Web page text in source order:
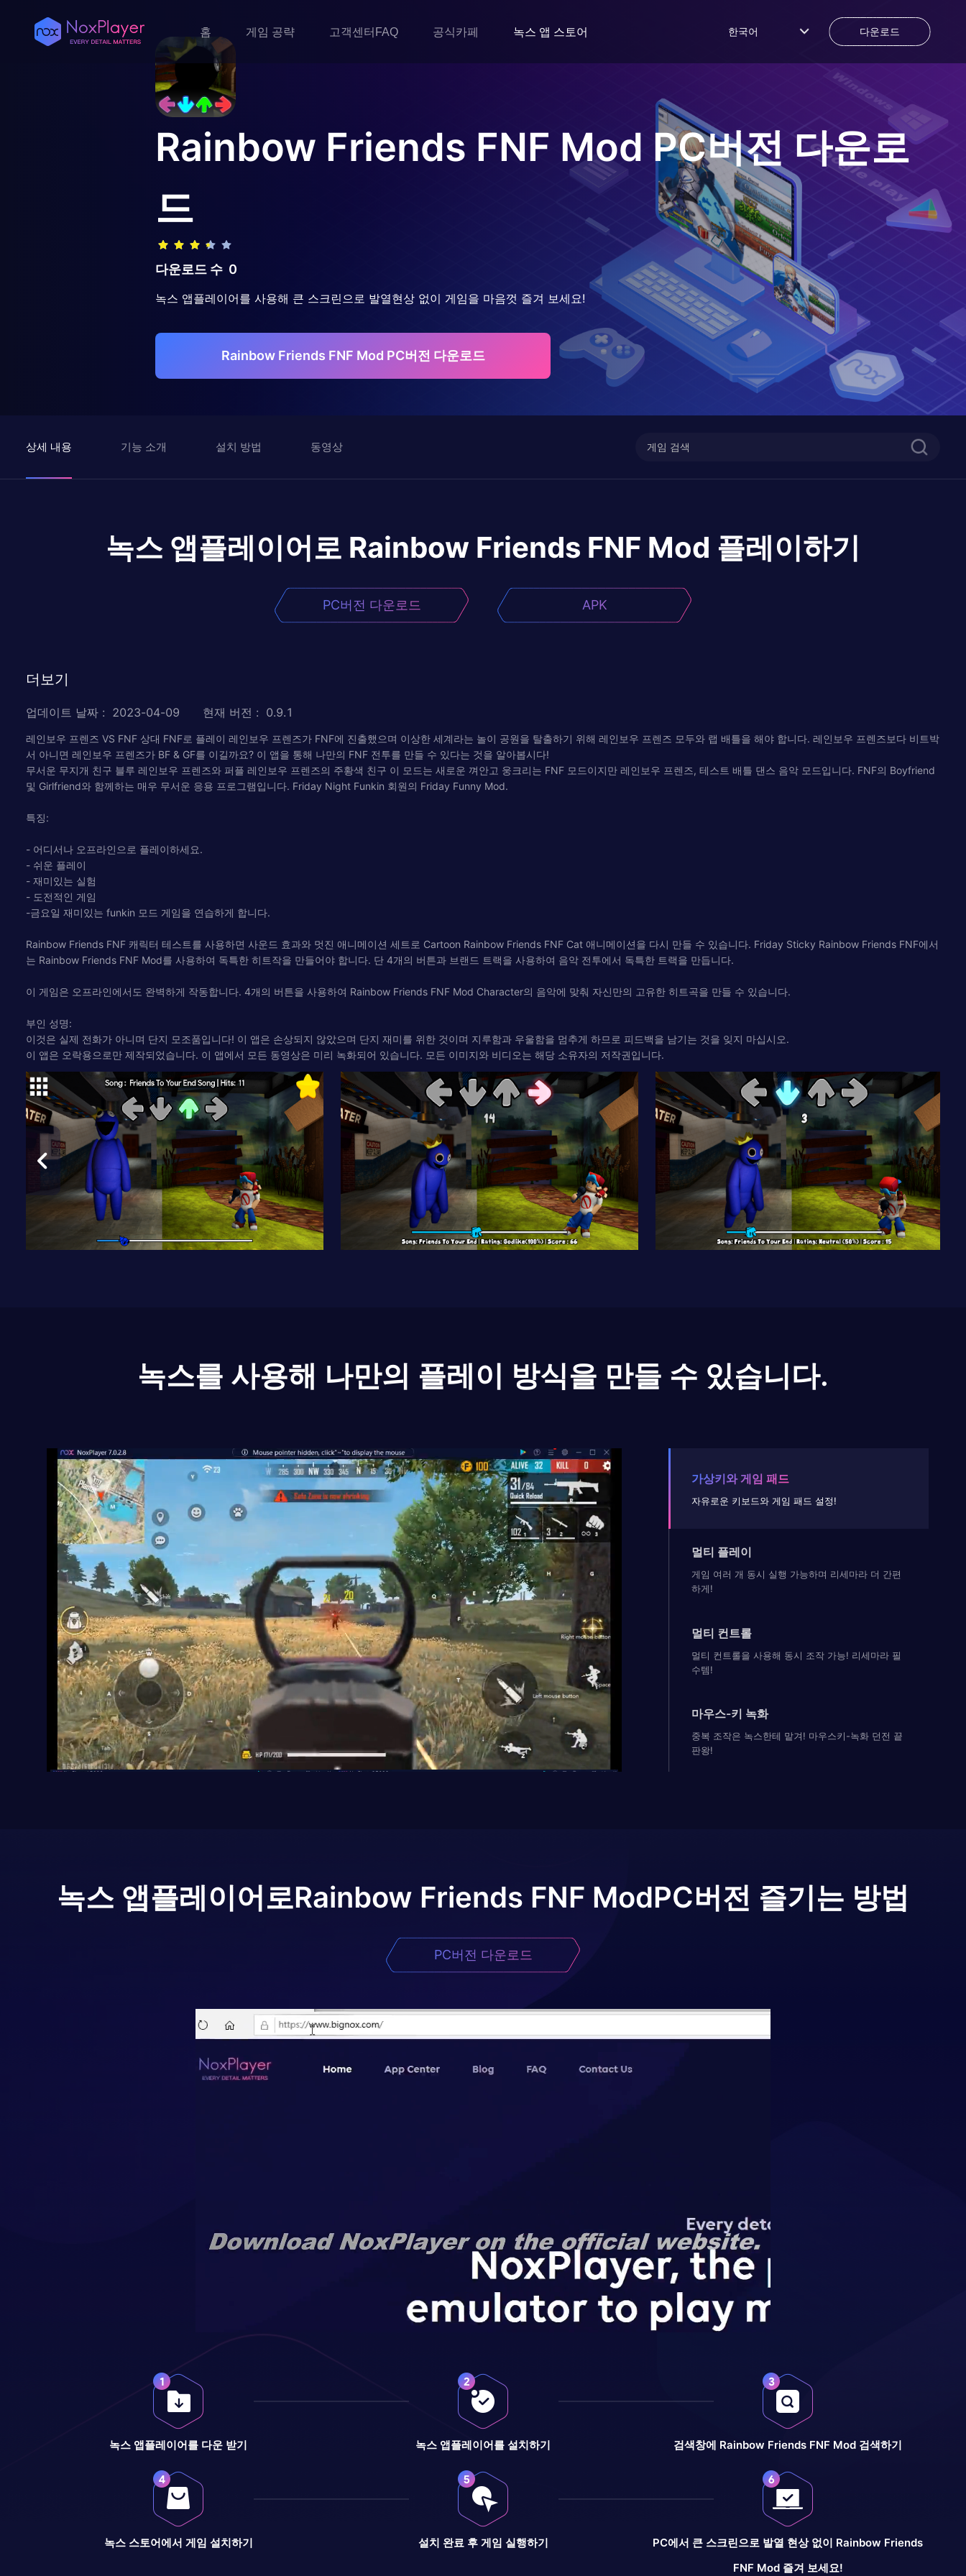
홈 게임 공략 고객센터FAQ 공식카페 녹스 앱 스토어 한국어 다운로드
Rainbow Friends FNF Mod PC버전 다운로
드
다운로드 수 0
녹스 앱플레이어를 사용해 큰 스크린으로 발열현상 없이 게임을 마음껏 즐겨 보세요!
Rainbow Friends FNF Mod PC버전 다운로드
상세 내용 기능 소개 설치 방법 동영상
녹스 앱플레이어로 Rainbow Friends FNF Mod 플레이하기
PC버전 다운로드 APK
더보기
업데이트 날짜 : 2023-04-09 현재 버전 : 0.9.1
레인보우 프렌즈 VS FNF 상대 FNF로 플레이 레인보우 프렌즈가 FNF에 진출했으며 이상한 세계라는 놀이 공원을 탈출하기 위해 레인보우 프렌즈 모두와 랩 배틀을 해야 합니다. 레인보우 프렌즈보다 비트박
서 아니면 레인보우 프렌즈가 BF & GF를 이길까요? 이 앱을 통해 나만의 FNF 전투를 만들 수 있다는 것을 알아봅시다!
무서운 무지개 친구 블루 레인보우 프렌즈와 퍼플 레인보우 프렌즈의 주황색 친구 이 모드는 새로운 껴안고 웅크리는 FNF 모드이지만 레인보우 프렌즈, 테스트 배틀 댄스 음악 모드입니다. FNF의 Boyfriend
및 Girlfriend와 함께하는 매우 무서운 응용 프로그램입니다. Friday Night Funkin 회원의 Friday Funny Mod.
특징:
- 어디서나 오프라인으로 플레이하세요.
- 쉬운 플레이
- 재미있는 실험
- 도전적인 게임
-금요일 재미있는 funkin 모드 게임을 연습하게 합니다.
Rainbow Friends FNF 캐릭터 테스트를 사용하면 사운드 효과와 멋진 애니메이션 세트로 Cartoon Rainbow Friends FNF Cat 애니메이션을 다시 만들 수 있습니다. Friday Sticky Rainbow Friends FNF에서
는 Rainbow Friends FNF Mod를 사용하여 독특한 히트작을 만들어야 합니다. 단 4개의 버튼과 브랜드 트랙을 사용하여 음악 전투에서 독특한 트랙을 만듭니다.
이 게임은 오프라인에서도 완벽하게 작동합니다. 4개의 버튼을 사용하여 Rainbow Friends FNF Mod Character의 음악에 맞춰 자신만의 고유한 히트곡을 만들 수 있습니다.
부인 성명:
이것은 실제 전화가 아니며 단지 모조품입니다! 이 앱은 손상되지 않았으며 단지 재미를 위한 것이며 지루함과 우울함을 멈추게 하므로 피드백을 남기는 것을 잊지 마십시오.
이 앱은 오락용으로만 제작되었습니다. 이 앱에서 모든 동영상은 미리 녹화되어 있습니다. 모든 이미지와 비디오는 해당 소유자의 저작권입니다.
녹스를 사용해 나만의 플레이 방식을 만들 수 있습니다.
가상키와 게임 패드
자유로운 키보드와 게임 패드 설정!
멀티 플레이
게임 여러 개 동시 실행 가능하며 리세마라 더 간편
하게!
멀티 컨트롤
멀티 컨트롤을 사용해 동시 조작 가능! 리세마라 필
수템!
마우스-키 녹화
중복 조작은 녹스한테 맡겨! 마우스키-녹화 던전 끝
판왕!
녹스 앱플레이어로Rainbow Friends FNF ModPC버전 즐기는 방법
PC버전 다운로드
녹스 앱플레이어를 다운 받기 녹스 앱플레이어를 설치하기 검색창에 Rainbow Friends FNF Mod 검색하기
녹스 스토어에서 게임 설치하기 설치 완료 후 게임 실행하기
PC에서 큰 스크린으로 발열 현상 없이 Rainbow Friends
FNF Mod 즐겨 보세요!